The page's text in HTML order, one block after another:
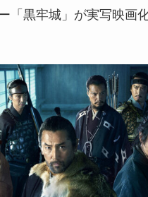
「黒牢城」が実写映画化